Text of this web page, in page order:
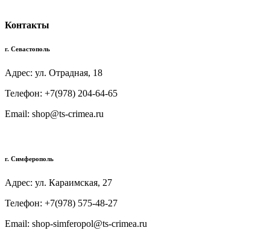
Контакты
г. Севастополь
Адрес: ул. Отрадная, 18
Телефон: +7(978) 204-64-65
Email: shop@ts-crimea.ru
г. Симферополь
Адрес: ул. Караимская, 27
Телефон: +7(978) 575-48-27
Email: shop-simferopol@ts-crimea.ru